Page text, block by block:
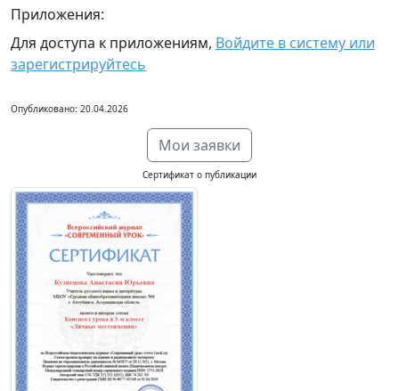
Приложения:
Для доступа к приложениям, Войдите в систему или
зарегистрируйтесь
Опубликовано: 20.04.2026
Мои заявки
Сертификат о публикации